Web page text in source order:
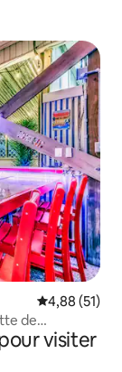
Évaluation
4,88 (51)
de
visiter